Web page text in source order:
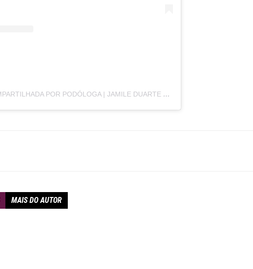
UMA PUBLICAÇÃO COMPARTILHADA POR PODÓLOGA | JAMILE DUARTE PEREIRA (@PODOLOGAJAMILE)
MAIS DO AUTOR